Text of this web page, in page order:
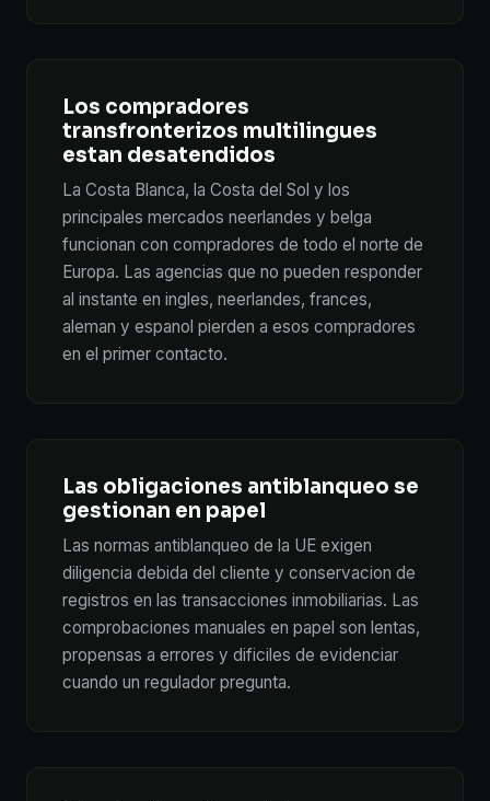
Los compradores
transfronterizos multilingues
estan desatendidos
La Costa Blanca, la Costa del Sol y los
principales mercados neerlandes y belga
funcionan con compradores de todo el norte de
Europa. Las agencias que no pueden responder
al instante en ingles, neerlandes, frances,
aleman y espanol pierden a esos compradores
en el primer contacto.
Las obligaciones antiblanqueo se
gestionan en papel
Las normas antiblanqueo de la UE exigen
diligencia debida del cliente y conservacion de
registros en las transacciones inmobiliarias. Las
comprobaciones manuales en papel son lentas,
propensas a errores y dificiles de evidenciar
cuando un regulador pregunta.